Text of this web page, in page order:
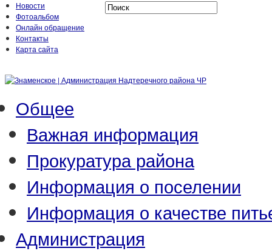
Новости
Фотоальбом
Онлайн обращение
Контакты
Карта сайта
Общее
Важная информация
Прокуратура района
Информация о поселении
Информация о качестве
Администрация